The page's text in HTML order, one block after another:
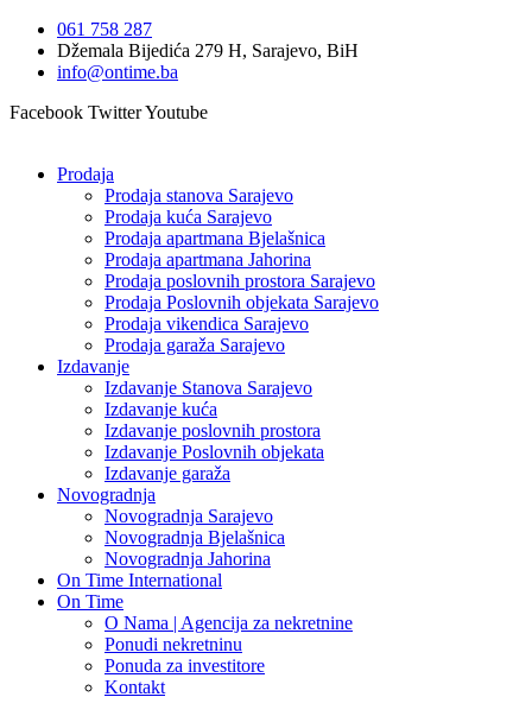
sadržaj
061 758 287
Džemala Bijedića 279 H, Sarajevo, BiH
info@ontime.ba
Facebook TwitterYoutube
Prodaja
Prodaja stanova Sarajevo
Prodaja kuća Sarajevo
Prodaja apartmana Bjelašnica
Prodaja apartmana Jahorina
Prodaja poslovnih prostora Sarajevo
Prodaja Poslovnih objekata Sarajevo
Prodaja vikendica Sarajevo
Prodaja garaža Sarajevo
Izdavanje
Izdavanje Stanova Sarajevo
Izdavanje kuća
Izdavanje poslovnih prostora
Izdavanje Poslovnih objekata
Izdavanje garaža
Novogradnja
Novogradnja Sarajevo
Novogradnja Bjelašnica
Novogradnja Jahorina
On Time International
On Time
O Nama | Agencija za nekretnine
Ponudi nekretninu
Ponuda za investitore
Kontakt